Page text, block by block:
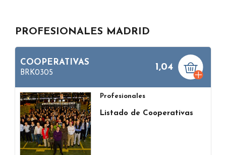
PROFESIONALES MADRID
COOPERATIVAS
BRK0305
1,04
Profesionales
Listado de Cooperativas